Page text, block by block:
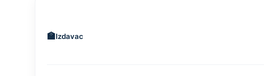
Izdavac